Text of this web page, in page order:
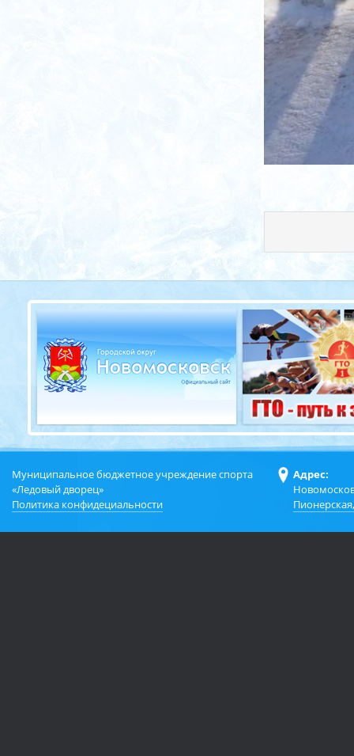
Муниципальное бюджетное учреждение спорта
«Ледовый дворец»
Политика конфидециальности
Адрес: